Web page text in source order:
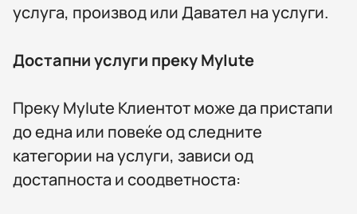
услуга, производ или Давател на услуги.
Достапни услуги преку MyIute
Преку MyIute Клиентот може да пристапи
до една или повеќе од следните
категории на услуги, зависи од
достапноста и соодветноста: